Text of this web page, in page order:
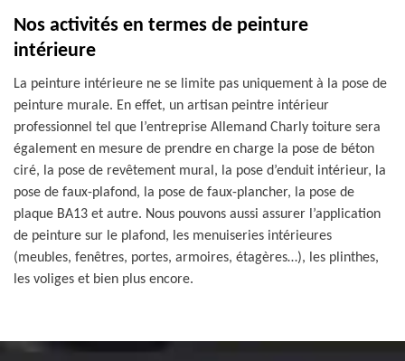
Nos activités en termes de peinture
intérieure
La peinture intérieure ne se limite pas uniquement à la pose de
peinture murale. En effet, un artisan peintre intérieur
professionnel tel que l’entreprise Allemand Charly toiture sera
également en mesure de prendre en charge la pose de béton
ciré, la pose de revêtement mural, la pose d’enduit intérieur, la
pose de faux-plafond, la pose de faux-plancher, la pose de
plaque BA13 et autre. Nous pouvons aussi assurer l’application
de peinture sur le plafond, les menuiseries intérieures
(meubles, fenêtres, portes, armoires, étagères…), les plinthes,
les voliges et bien plus encore.